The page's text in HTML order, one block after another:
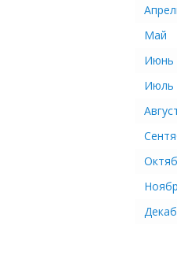
Май
Июнь
Июль